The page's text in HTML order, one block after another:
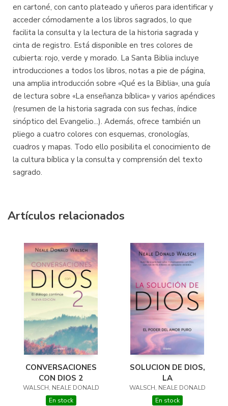
en cartoné, con canto plateado y uñeros para identificar y
acceder cómodamente a los libros sagrados, lo que
facilita la consulta y la lectura de la historia sagrada y
cinta de registro. Está disponible en tres colores de
cubierta: rojo, verde y morado. La Santa Biblia incluye
introducciones a todos los libros, notas a pie de página,
una amplia introducción sobre «Qué es la Biblia», una guía
de lectura sobre «La enseñanza bíblica» y varios apéndices
(resumen de la historia sagrada con sus fechas, índice
sinóptico del Evangelio...). Además, ofrece también un
pliego a cuatro colores con esquemas, cronologías,
cuadros y mapas. Todo ello posibilita el conocimiento de
la cultura bíblica y la consulta y comprensión del texto
sagrado.
Artículos relacionados
CONVERSACIONES
CON DIOS 2
WALSCH, NEALE DONALD
En stock
SOLUCION DE DIOS,
LA
WALSCH, NEALE DONALD
En stock